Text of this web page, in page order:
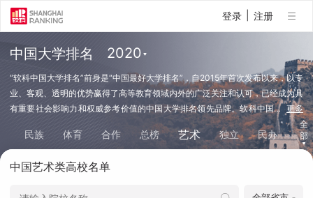
登录 注册
中国大学排名
… 更多
“软科中国大学排名”前身是“中国最好大学排名”，自2015年首次发布以来，以专
业、客观、透明的优势赢得了高等教育领域内外的广泛关注和认可，已经成为具
有重要社会影响力和权威参考价值的中国大学排名领先品牌。软科中国
大学排名以服务中国高等教育发展和进步为导向，依托自主研发的高等教育评价
专利技术和“大学360度数据监测平台”的大数据支持，采用数百项指标变量对中
靠、丰富的高校可比信息（查看排名方法）。
民族 体育 合作 总榜 艺术 独立 民办
全
部
中国艺术类高校名单